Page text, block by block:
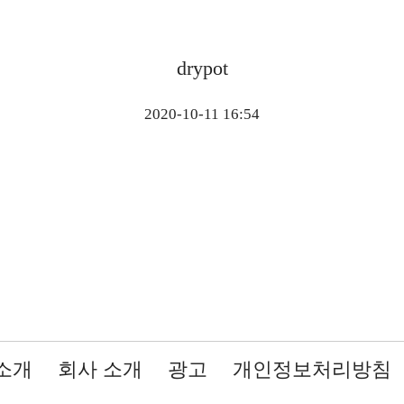
drypot
2020-10-11 16:54
개 회사 소개 광고 개인정보처리방침